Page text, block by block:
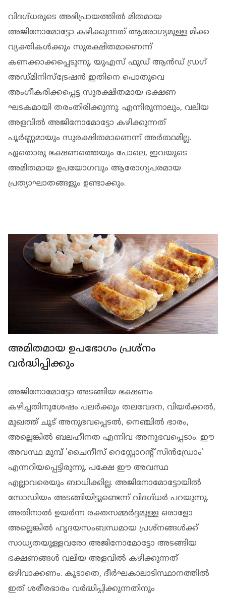
വിദഗ്ദ്ധരുടെ അഭിപ്രായത്തില്‍ മിതമായ
അജിനോമോട്ടോ കഴിക്കുന്നത് ആരോഗ്യമുള്ള മിക്ക
വ്യക്തികള്‍ക്കും സുരക്ഷിതമാണെന്ന്
കണക്കാക്കപ്പെടുന്നു. യുഎസ് ഫുഡ് ആന്‍ഡ് ഡ്രഗ്
അഡ്മിനിസ്‌ട്രേഷന്‍ ഇതിനെ പൊതുവെ
അംഗീകരിക്കപ്പെട്ട സുരക്ഷിതമായ ഭക്ഷണ
ഘടകമായി തരംതിരിക്കുന്നു. എന്നിരുന്നാലും, വലിയ
അളവില്‍ അജിനോമോട്ടോ കഴിക്കുന്നത്
പൂര്‍ണ്ണമായും സുരക്ഷിതമാണെന്ന് അര്‍ത്ഥമില്ല.
ഏതൊരു ഭക്ഷണത്തെയും പോലെ, ഇവയുടെ
അമിതമായ ഉപയോഗവും ആരോഗ്യപരമായ
പ്രത്യാഘാതങ്ങളും ഉണ്ടാക്കും.
അമിതമായ ഉപഭോഗം പ്രശ്‌നം
വര്‍ദ്ധിപ്പിക്കും
അജിനോമോട്ടോ അടങ്ങിയ ഭക്ഷണം
കഴിച്ചതിനുശേഷം പലര്‍ക്കും തലവേദന, വിയര്‍ക്കല്‍,
മുഖത്ത് ചൂട് അനുഭവപ്പെടല്‍, നെഞ്ചില്‍ ഭാരം,
അല്ലെങ്കില്‍ ബലഹീനത എന്നിവ അനുഭവപ്പെടാം. ഈ
അവസ്ഥ മുമ്പ് 'ചൈനീസ് റെസ്റ്റോറന്റ് സിന്‍ഡ്രോം'
എന്നറിയപ്പെട്ടിരുന്നു. പക്ഷേ ഈ അവസ്ഥ
എല്ലാവരെയും ബാധിക്കില്ല. അജിനോമോട്ടോയില്‍
സോഡിയം അടങ്ങിയിട്ടുണ്ടെന്ന് വിദഗ്ദ്ധര്‍ പറയുന്നു.
അതിനാല്‍ ഉയര്‍ന്ന രക്തസമ്മര്‍ദ്ദമുള്ള ഒരാളോ
അല്ലെങ്കില്‍ ഹൃദയസംബന്ധമായ പ്രശ്‌നങ്ങള്‍ക്ക്
സാധ്യതയുള്ളവരോ അജിനോമോട്ടോ അടങ്ങിയ
ഭക്ഷണങ്ങള്‍ വലിയ അളവില്‍ കഴിക്കുന്നത്
ഒഴിവാക്കണം. കൂടാതെ, ദീര്‍ഘകാലാടിസ്ഥാനത്തില്‍
ഇത് ശരീരഭാരം വര്‍ദ്ധിപ്പിക്കുന്നതിനും